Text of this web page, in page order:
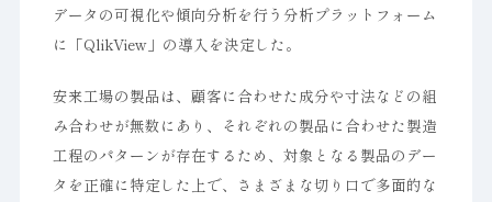
データの可視化や傾向分析を行う分析プラットフォーム
に「QlikView」の導入を決定した。
安来工場の製品は、顧客に合わせた成分や寸法などの組
み合わせが無数にあり、それぞれの製品に合わせた製造
工程のパターンが存在するため、対象となる製品のデー
タを正確に特定した上で、さまざまな切り口で多面的な